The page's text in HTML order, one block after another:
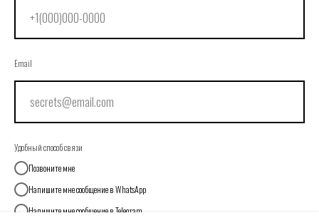
Email
Удобный способ связи
Позвоните мне
Напишите мне сообщение в WhatsApp
Напишите мне сообщение в Telegram